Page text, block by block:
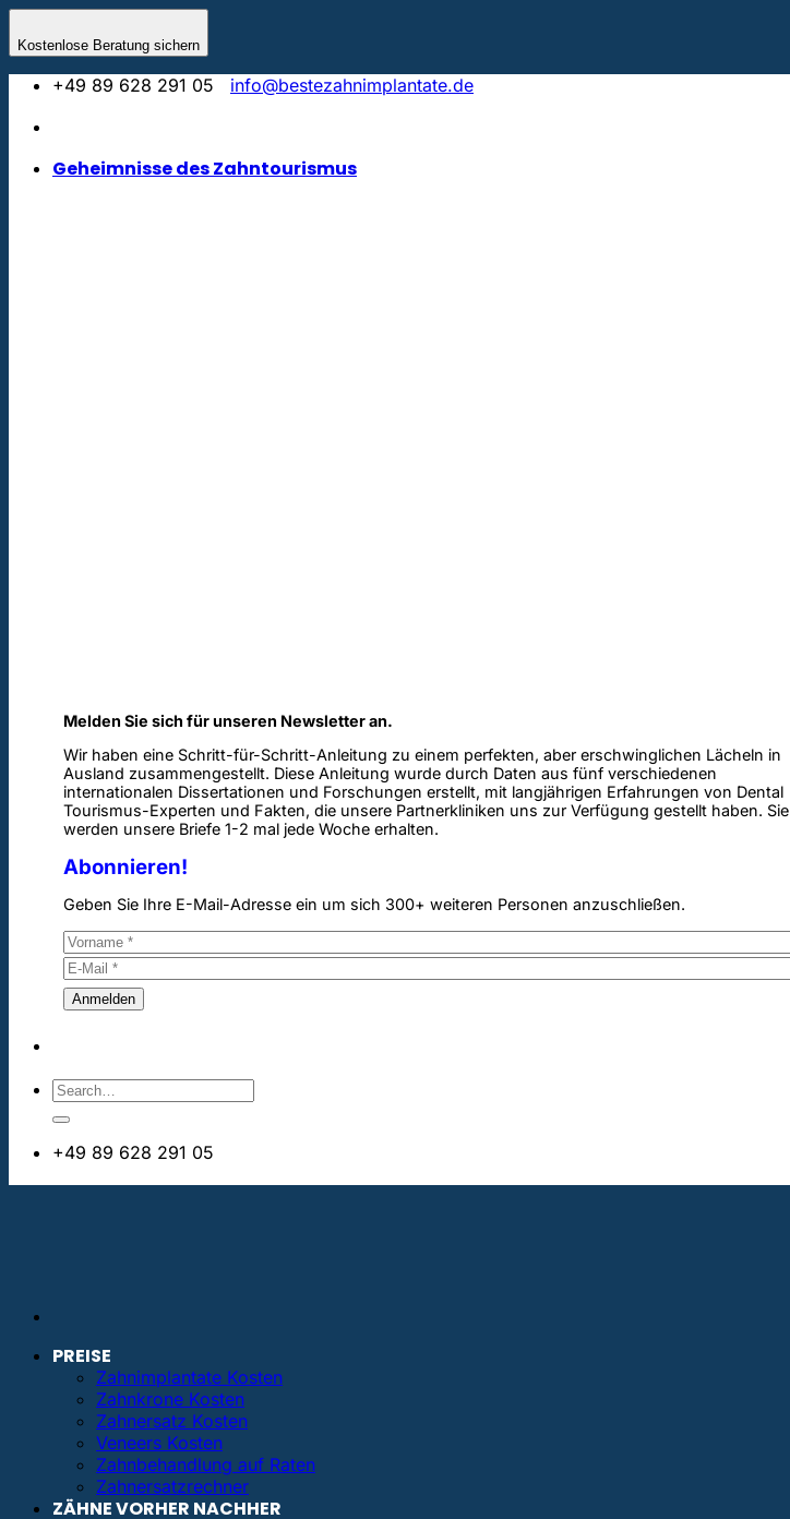
Kostenlose Beratung sichern
springen
+49 89 628 291 05
info@bestezahnimplantate.de
Geheimnisse des Zahntourismus
Melden Sie sich für unseren Newsletter an.
Wir haben eine Schritt-für-Schritt-Anleitung zu einem perfekten, aber erschwinglichen Lächeln in
Ausland zusammengestellt. Diese Anleitung wurde durch Daten aus fünf verschiedenen
internationalen Dissertationen und Forschungen erstellt, mit langjährigen Erfahrungen von Dental
Tourismus-Experten und Fakten, die unsere Partnerkliniken uns zur Verfügung gestellt haben. Sie
werden unsere Briefe 1-2 mal jede Woche erhalten.
Abonnieren!
Geben Sie Ihre E-Mail-Adresse ein um sich 300+ weiteren Personen anzuschließen.
+49 89 628 291 05
PREISE
Zahnimplantate Kosten
Zahnkrone Kosten
Zahnersatz Kosten
Veneers Kosten
Zahnbehandlung auf Raten
Zahnersatzrechner
ZÄHNE VORHER NACHHER